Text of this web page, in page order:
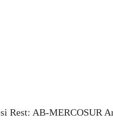
Rest: AB-MERCOSUR